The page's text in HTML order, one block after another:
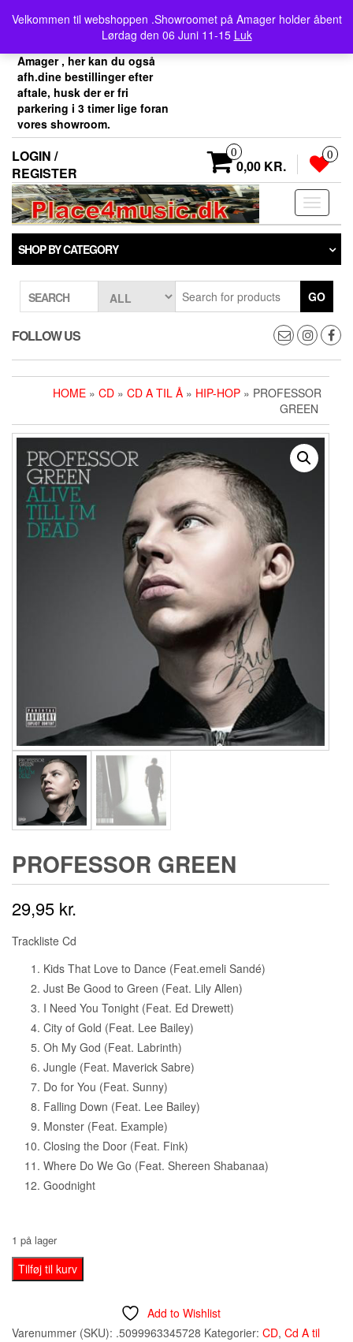
content
Velkommen til webshoppen .Showroomet på Amager holder åbent
Lørdag den 06 Juni 11-15 Luk
Velkommen her i
Place4music`s webshop .
Vores showroom ligger på
Amager , her kan du også
afh.dine bestillinger efter
aftale, husk der er fri
parkering i 3 timer lige foran
vores showroom.
LOGIN /
REGISTER
0
0,00 KR.
0
Toggle
SHOP BY CATEGORY
SEARCH GO
FOLLOW US
HOME » CD » CD A TIL Å » HIP-HOP » PROFESSOR
GREEN ‎
PROFESSOR GREEN ‎
29,95 kr.
Trackliste Cd
Kids That Love to Dance (Feat.emeli Sandé)
Just Be Good to Green (Feat. Lily Allen)
I Need You Tonight (Feat. Ed Drewett)
City of Gold (Feat. Lee Bailey)
Oh My God (Feat. Labrinth)
Jungle (Feat. Maverick Sabre)
Do for You (Feat. Sunny)
Falling Down (Feat. Lee Bailey)
Monster (Feat. Example)
Closing the Door (Feat. Fink)
Where Do We Go (Feat. Shereen Shabanaa)
Goodnight
1 på lager
Professor
Green
antal
Tilføj til kurv
Add to Wishlist
Varenummer (SKU): .5099963345728 Kategorier: CD, Cd A til